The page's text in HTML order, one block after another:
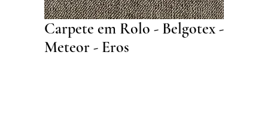
Carpete em Rolo - Belgotex -
Meteor - Eros